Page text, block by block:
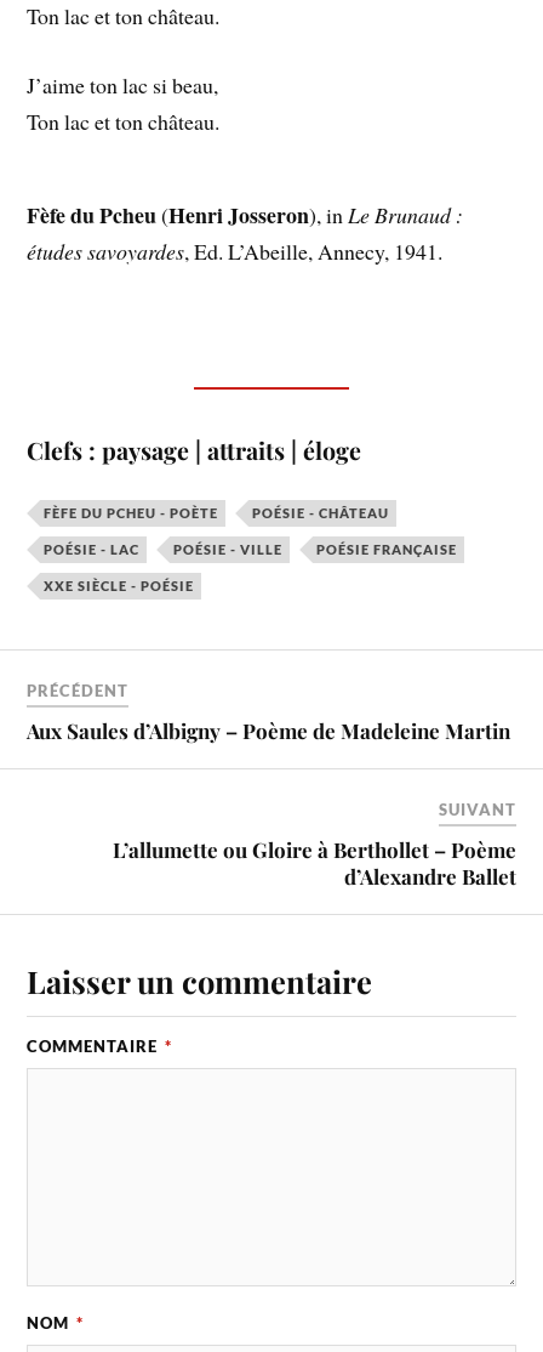
Ton lac et ton château.
J’aime ton lac si beau,
Ton lac et ton château.
Fèfe du Pcheu(Henri Josseron), inLe Brunaud :
études savoyardes, Ed. L’Abeille, Annecy, 1941.
Clefs : paysage | attraits | éloge
FÈFE DU PCHEU - POÈTE POÉSIE - CHÂTEAU
POÉSIE - LAC POÉSIE - VILLE POÉSIE FRANÇAISE
XXE SIÈCLE - POÉSIE
PRÉCÉDENT
Aux Saules d’Albigny – Poème de Madeleine Martin
SUIVANT
L’allumette ou Gloire à Berthollet – Poème
d’Alexandre Ballet
Laisser un commentaire
COMMENTAIRE *
NOM *